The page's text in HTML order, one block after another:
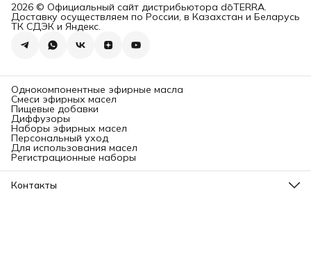
2026 © Официальный сайт дистрибьютора dōTERRA.
Доставку осуществляем по России, в Казахстан и Беларусь
ТК СДЭК и Яндекс.
Однокомпонентные эфирные масла
Смеси эфирных масел
Пищевые добавки
Диффузоры
Наборы эфирных масел
Персональный уход
Для использования масел
Регистрационные наборы
Контакты